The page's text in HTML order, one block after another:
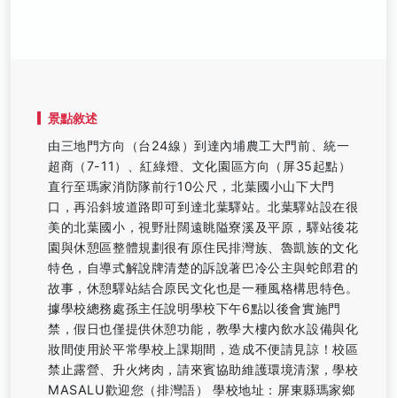
景點敘述
由三地門方向（台24線）到達內埔農工大門前、統一
超商（7-11）、紅綠燈、文化園區方向（屏35起點）
直行至瑪家消防隊前行10公尺，北葉國小山下大門
口，再沿斜坡道路即可到達北葉驛站。北葉驛站設在很
美的北葉國小，視野壯闊遠眺隘寮溪及平原，驛站後花
園與休憩區整體規劃很有原住民排灣族、魯凱族的文化
特色，自導式解說牌清楚的訴說著巴冷公主與蛇郎君的
故事，休憩驛站結合原民文化也是一種風格構思特色。
據學校總務處孫主任說明學校下午6點以後會實施門
禁，假日也僅提供休憩功能，教學大樓內飲水設備與化
妝間使用於平常學校上課期間，造成不便請見諒！校區
禁止露營、升火烤肉，請來賓協助維護環境清潔，學校
MASALU歡迎您（排灣語） 學校地址：屏東縣瑪家鄉